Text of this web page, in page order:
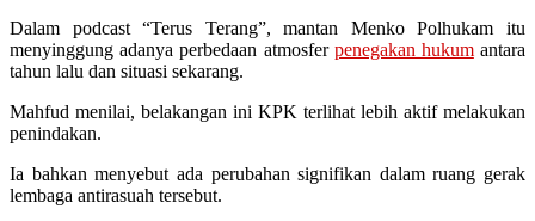
Dalam podcast “Terus Terang”, mantan Menko Polhukam itu
menyinggung adanya perbedaan atmosfer penegakan hukumantara
tahun lalu dan situasi sekarang.
Mahfud menilai, belakangan ini KPK terlihat lebih aktif melakukan
penindakan.
Ia bahkan menyebut ada perubahan signifikan dalam ruang gerak
lembaga antirasuah tersebut.